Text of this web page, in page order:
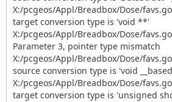
X:/pcgeos/Appl/Breadbox/Dose/
target conversion type is 'void **'
X:/pcgeos/Appl/Breadbox/Dose/
Parameter 3, pointer type mismatch
X:/pcgeos/Appl/Breadbox/Dose/
source conversion type is 'void
X:/pcgeos/Appl/Breadbox/Dose/
target conversion type is 'unsigned